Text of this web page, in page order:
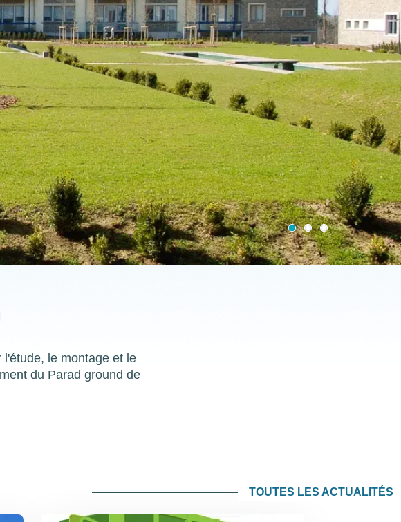
le montage et le
du Parad ground de
TOUTES LES ACTUALITÉS